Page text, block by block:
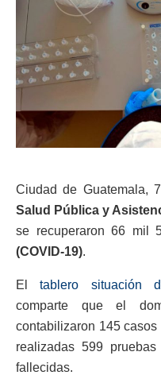
Ciudad de Guatemala,
Salud Pública y
se recuperaron 66 mil
(COVID-19).
Eltablero situación
comparte que el
contabilizaron 145
realizadas 599
fallecidas.